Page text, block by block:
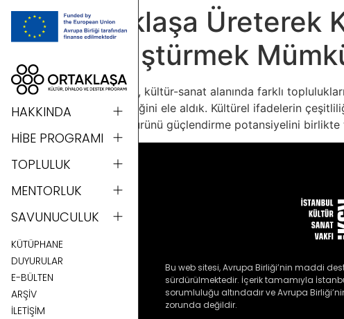
HAKKINDA
HİBE PROGRAMI
TOPLULUK
MENTORLUK
SAVUNUCULUK
KÜTÜPHANE
DUYURULAR
E-BÜLTEN
ARŞİV
İLETİŞİM
Ortaklaşa Üreterek
Dönüştürmek
Bu oturumda, kültür-sanat alanında farklı
kavuşabileceğini ele aldık. Kültürel ifadelerin
yaşama kültürünü güçlendirme potansiyelini birlikte
Bu web sitesi, Avrupa Birliği’nin maddi
sürdürülmektedir. İçerik tamamıyla
sorumluluğu altındadır ve Avrupa
zorunda değildir.